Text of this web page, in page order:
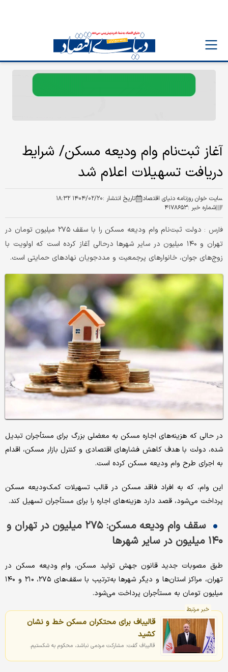
آغاز ثبت‌نام وام ودیعه مسکن/ شرایط
دریافت تسهیلات اعلام شد
سایت خوان روزنامه دنیای اقتصاد تاریخ انتشار :۱۴۰۴/۰۲/۲۰ ۱۸:۳۲
شماره خبر :۴۱۷۸۶۵۳
فارس :
دولت ثبت‌نام وام ودیعه مسکن را با سقف ۲۷۵ میلیون تومان در
تهران و ۱۴۰ میلیون در سایر شهرها درحالی آغاز کرده است که اولویت با
زوج‌های جوان، خانوارهای پرجمعیت و مددجویان نهادهای حمایتی است.
در حالی که هزینه‌های اجاره مسکن به معضلی بزرگ برای مستأجران تبدیل
شده، دولت با هدف کاهش فشارهای اقتصادی و کنترل بازار مسکن، اقدام
به اجرای طرح وام ودیعه مسکن کرده است.
این وام، که به افراد فاقد مسکن در قالب تسهیلات کمک‌ودیعه مسکن
پرداخت می‌شود، قصد دارد هزینه‌های اجاره را برای مستأجران تسهیل کند.
سقف وام ودیعه مسکن: ۲۷۵ میلیون در تهران و
۱۴۰ میلیون در سایر شهرها
طبق مصوبات جدید قانون جهش تولید مسکن، وام ودیعه مسکن در
تهران، مراکز استان‌ها و دیگر شهرها به‌ترتیب با سقف‌های ۲۷۵، ۲۱۰ و ۱۴۰
میلیون تومان به مستأجران پرداخت می‌شود.
خبر مرتبط
قالیباف برای محتکران مسکن خط و نشان
کشید
قالیباف گفت: مشارکت مردمی نباشد، محکوم به شکستیم.